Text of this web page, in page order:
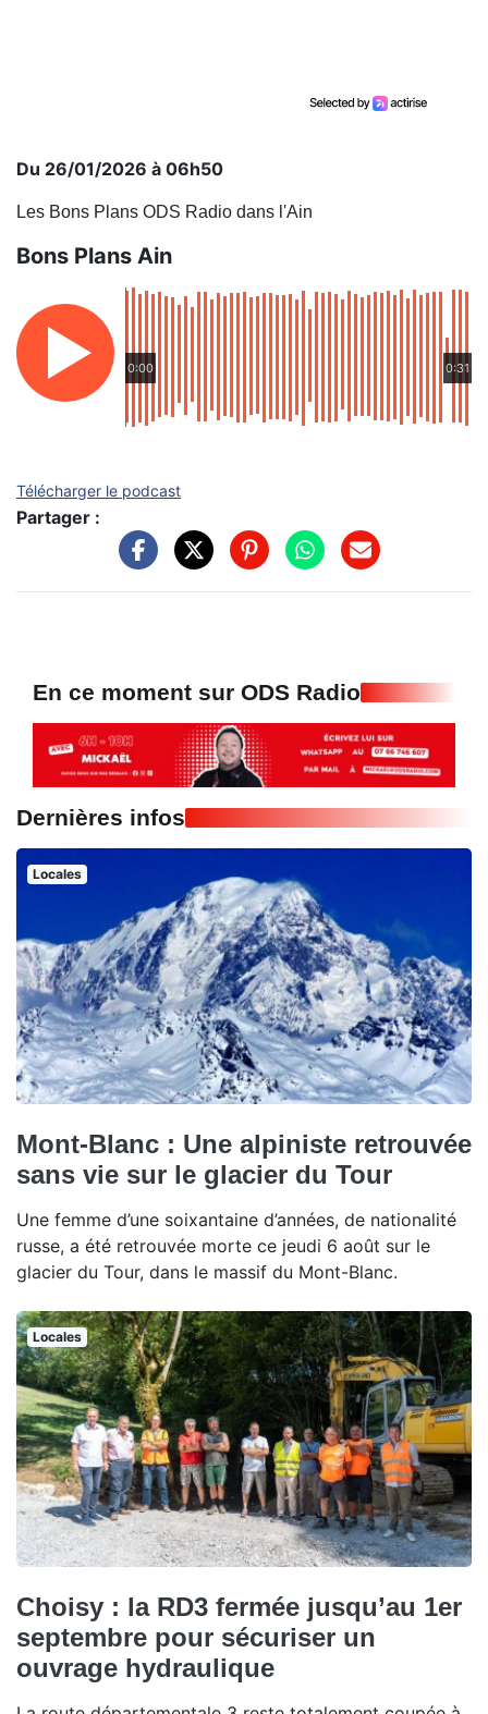
Du 26/01/2026 à 06h50
Les Bons Plans ODS Radio dans l'Ain
Bons Plans Ain
0:00 0:31
Télécharger le podcast
Partager :
En ce moment sur ODS Radio
Dernières infos
Locales
Mont-Blanc : Une alpiniste retrouvée
sans vie sur le glacier du Tour
Une femme d’une soixantaine d’années, de nationalité
russe, a été retrouvée morte ce jeudi 6 août sur le
glacier du Tour, dans le massif du Mont-Blanc.
Locales
Choisy : la RD3 fermée jusqu’au 1er
septembre pour sécuriser un
ouvrage hydraulique